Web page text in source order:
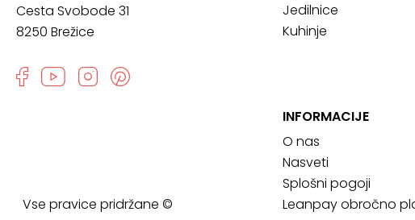
Cesta Svobode 31
8250 Brežice
Vse pravice pridržane ©
Jedilnice
Kuhinje
INFORMACIJE
O nas
Nasveti
Splošni pogoji
Leanpay obročno